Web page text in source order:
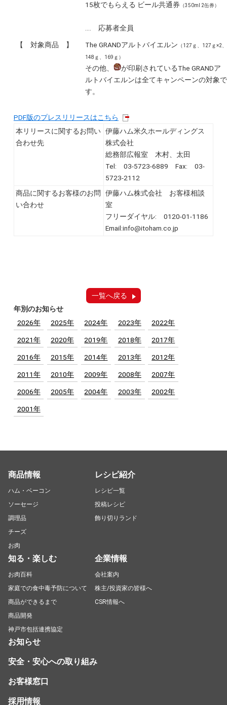
15枚でもらえる ビール共通券 （350ml 2缶券）
‥‥ 応募者全員
【 対象商品 】 The GRANDアルトバイエルン （127ｇ、127ｇ×2、
148ｇ、169ｇ）
その他、
が印刷されているThe GRANDア
ルトバイエルンは全てキャンペーンの対象で
す。
PDF版のプレスリリースはこちら
本リリースに関するお問い
合わせ先
伊藤ハム米久ホールディングス
株式会社
総務部広報室 木村、太田
Tel: 03-5723-6889 Fax: 03-
5723-2112
商品に関するお客様のお問
い合わせ
伊藤ハム株式会社 お客様相談
室
フリーダイヤル: 0120-01-1186
Email:info@itoham.co.jp
一覧へ戻る
年別のお知らせ
2026年
2025年 2024年 2023年 2022年
2021年 2020年 2019年 2018年 2017年
2016年 2015年 2014年 2013年 2012年
2011年 2010年 2009年 2008年 2007年
2006年 2005年 2004年 2003年 2002年
2001年
商品情報
ハム・ベーコン
ソーセージ
調理品
チーズ
お肉
レシピ紹介
レシピ一覧
投稿レシピ
飾り切りランド
知る・楽しむ
お肉百科
家庭での食中毒予防について
商品ができるまで
商品開発
神戸市包括連携協定
企業情報
会社案内
株主/投資家の皆様へ
CSR情報へ
お知らせ
安全・安心への取り組み
お客様窓口
採用情報